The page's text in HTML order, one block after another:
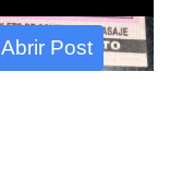
Abrir Post